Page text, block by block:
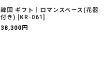
韓国 ギフト｜ロマンスベース(花器
付き) [ KR-061 ]
38,300 円